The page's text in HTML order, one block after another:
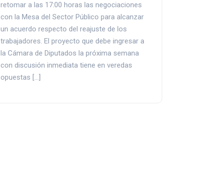
retomar a las 17:00 horas las negociaciones
con la Mesa del Sector Público para alcanzar
un acuerdo respecto del reajuste de los
trabajadores. El proyecto que debe ingresar a
la Cámara de Diputados la próxima semana
con discusión inmediata tiene en veredas
opuestas […]